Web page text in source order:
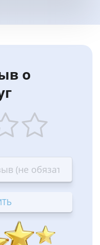
о
stars
—
Excellent